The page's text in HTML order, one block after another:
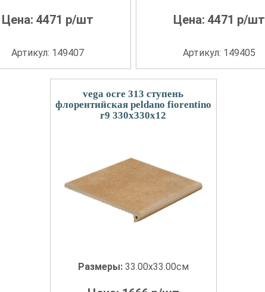
Цена:4471 р/шт
Артикул: 149407
Цена: 4471 р/шт
Артикул: 149405
vega ocre 313 ступень
флорентийская peldano fiorentino
r9 330x330x12
Размеры: 33.00x33.00см